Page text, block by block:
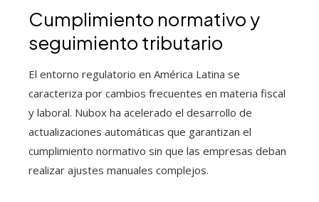
Cumplimiento normativo y
seguimiento tributario
El entorno regulatorio en América Latina se
caracteriza por cambios frecuentes en materia fiscal
y laboral. Nubox ha acelerado el desarrollo de
actualizaciones automáticas que garantizan el
cumplimiento normativo sin que las empresas deban
realizar ajustes manuales complejos.